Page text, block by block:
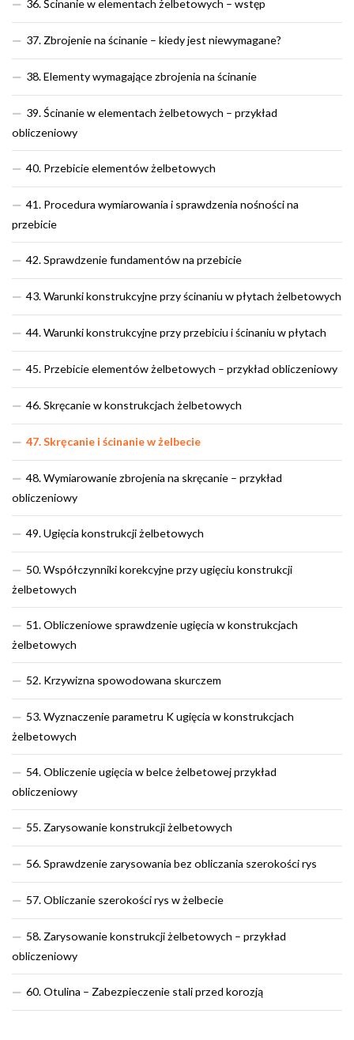
36. Ścinanie w elementach żelbetowych – wstęp
37. Zbrojenie na ścinanie – kiedy jest niewymagane?
38. Elementy wymagające zbrojenia na ścinanie
39. Ścinanie w elementach żelbetowych – przykład
obliczeniowy
40. Przebicie elementów żelbetowych
41. Procedura wymiarowania i sprawdzenia nośności na
przebicie
42. Sprawdzenie fundamentów na przebicie
43. Warunki konstrukcyjne przy ścinaniu w płytach żelbetowych
44. Warunki konstrukcyjne przy przebiciu i ścinaniu w płytach
45. Przebicie elementów żelbetowych – przykład obliczeniowy
46. Skręcanie w konstrukcjach żelbetowych
47. Skręcanie i ścinanie w żelbecie
48. Wymiarowanie zbrojenia na skręcanie – przykład
obliczeniowy
49. Ugięcia konstrukcji żelbetowych
50. Współczynniki korekcyjne przy ugięciu konstrukcji
żelbetowych
51. Obliczeniowe sprawdzenie ugięcia w konstrukcjach
żelbetowych
52. Krzywizna spowodowana skurczem
53. Wyznaczenie parametru K ugięcia w konstrukcjach
żelbetowych
54. Obliczenie ugięcia w belce żelbetowej przykład
obliczeniowy
55. Zarysowanie konstrukcji żelbetowych
56. Sprawdzenie zarysowania bez obliczania szerokości rys
57. Obliczanie szerokości rys w żelbecie
58. Zarysowanie konstrukcji żelbetowych – przykład
obliczeniowy
60. Otulina – Zabezpieczenie stali przed korozją